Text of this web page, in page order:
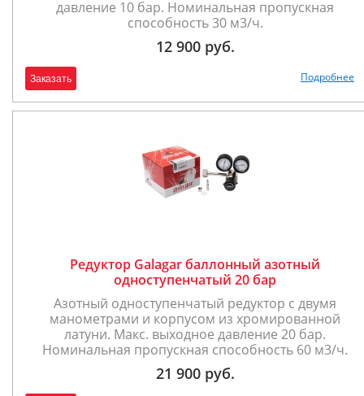
давление 10 бар. Номинальная пропускная
способность 30 м3/ч.
12 900 руб.
Заказать Подробнее
Редуктор Galagar баллонный азотный
одноступенчатый 20 бар
Азотный одноступенчатый редуктор с двумя
манометрами и корпусом из хромированной
латуни. Макс. выходное давление 20 бар.
Номинальная пропускная способность 60 м3/ч.
21 900 руб.